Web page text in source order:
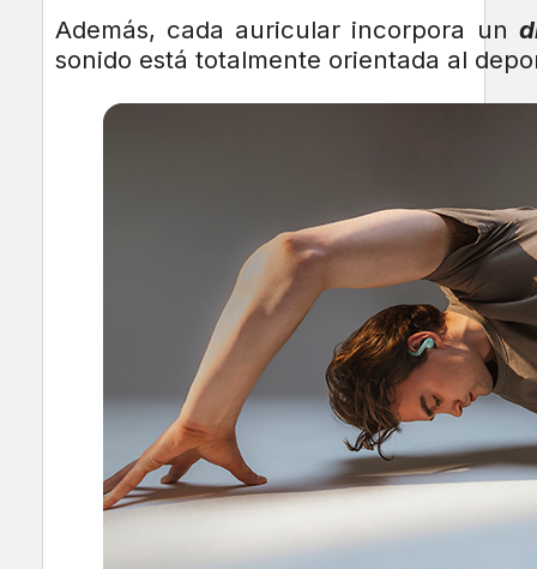
Además, cada auricular incorpora un
sonido está totalmente orientada al